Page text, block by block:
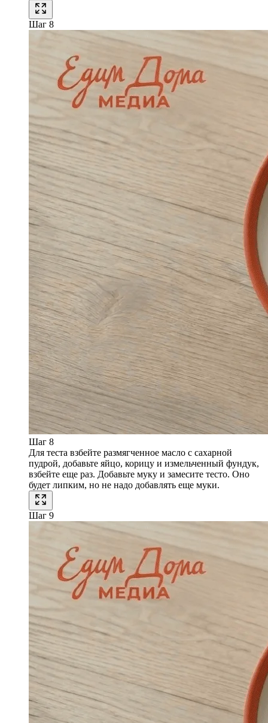
Шаг 8
Шаг 8
Для теста взбейте размягченное масло с сахарной
пудрой, добавьте яйцо, корицу и измельченный фундук,
взбейте еще раз. Добавьте муку и замесите тесто. Оно
будет липким, но не надо добавлять еще муки.
Шаг 9